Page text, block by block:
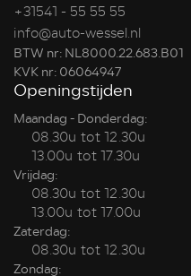
+31541 - 55 55 55
info@auto-wessel.nl
BTW nr: NL8000.22.683.B01
KVK nr: 06064947
Openingstijden
Maandag - Donderdag:
08.30u tot 12.30u
13.00u tot 17.30u
Vrijdag:
08.30u tot 12.30u
13.00u tot 17.00u
Zaterdag:
08.30u tot 12.30u
Zondag: